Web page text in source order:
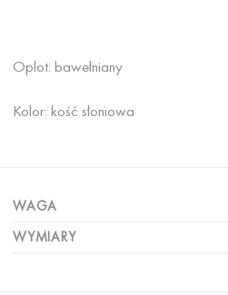
Oplot: bawełniany
Kolor: kość słoniowa
WAGA
WYMIARY